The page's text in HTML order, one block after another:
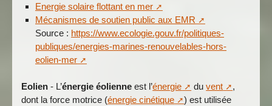
Energie solaire flottant en mer
Mécanismes de soutien public aux EMR
Source : https://www.ecologie.gouv.fr/politiques-
publiques/energies-marines-renouvelables-hors-
eolien-mer
Eolien- L’énergie éolienne est l’énergie duvent
,
dont la force motrice (énergie cinétique
) est utilisée